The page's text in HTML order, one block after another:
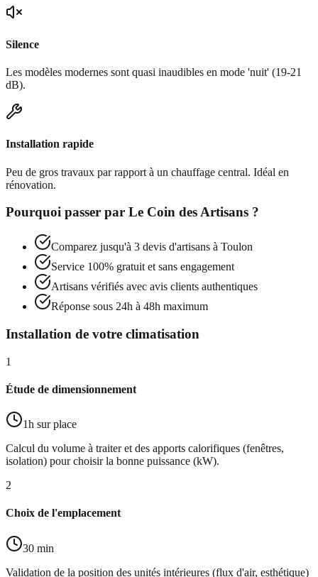
Silence
Les modèles modernes sont quasi inaudibles en mode 'nuit' (19-21
dB).
Installation rapide
Peu de gros travaux par rapport à un chauffage central. Idéal en
rénovation.
Pourquoi passer par Le Coin des Artisans ?
Comparez jusqu'à 3 devis d'artisans à Toulon
Service 100% gratuit et sans engagement
Artisans vérifiés avec avis clients authentiques
Réponse sous 24h à 48h maximum
Installation de votre climatisation
1
Étude de dimensionnement
1h sur place
Calcul du volume à traiter et des apports calorifiques (fenêtres,
isolation) pour choisir la bonne puissance (kW).
2
Choix de l'emplacement
30 min
Validation de la position des unités intérieures (flux d'air, esthétique)